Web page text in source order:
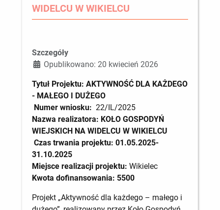
WIDELCU W WIKIELCU
Szczegóły
Opublikowano: 20 kwiecień 2026
Tytuł Projektu: AKTYWNOŚĆ DLA KAŻDEGO
- MAŁEGO I DUŻEGO
Numer wniosku: 22/IL/2025
Nazwa realizatora: KOŁO GOSPODYŃ
WIEJSKICH NA WIDELCU W WIKIELCU
Czas trwania projektu: 01.05.2025-
31.10.2025
Miejsce realizacji projektu: Wikielec
Kwota dofinansowania: 5500
Projekt „Aktywność dla każdego – małego i